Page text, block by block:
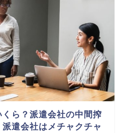
ら？派遣会社の中間搾
遣会社はメチャクチャ